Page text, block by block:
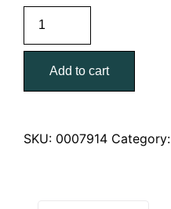
№6
Апельсиновый
г.
quantity
Add to cart
SKU: 0007914 Category: